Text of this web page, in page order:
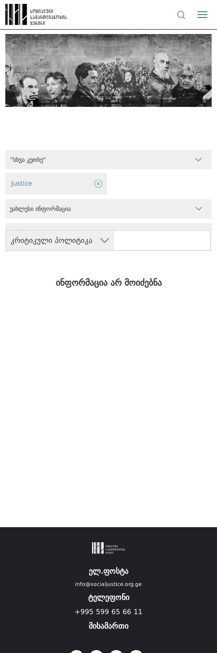
"სხვა კუთხე"
კრიტიკული პოლიტიკა
Justice
უახლესი ინფორმაცია
ინფორმაცია არ მოიძებნა
ელ.ფოსტა
info@socialjustice.org.ge
ტელეფონი
+995 599 65 66 11
მისამართი